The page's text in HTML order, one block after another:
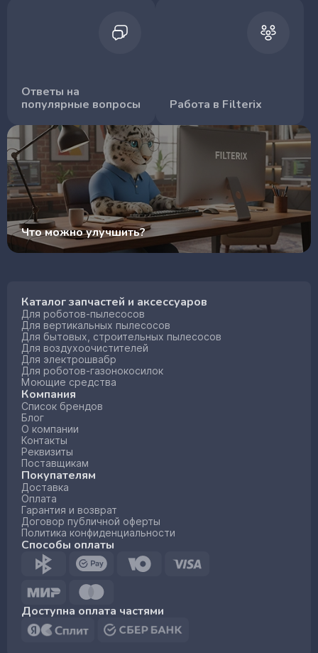
Ответы на
популярные вопросы
Работа в Filterix
Что можно улучшить?
Каталог запчастей и аксессуаров
Для роботов-пылесосов
Для вертикальных пылесосов
Для бытовых, строительных пылесосов
Для воздухоочистителей
Для электрошвабр
Для роботов-газонокосилок
Моющие средства
Компания
Список брендов
Блог
О компании
Контакты
Реквизиты
Поставщикам
Покупателям
Доставка
Оплата
Гарантия и возврат
Договор публичной оферты
Политика конфиденциальности
Способы оплаты
Доступна оплата частями